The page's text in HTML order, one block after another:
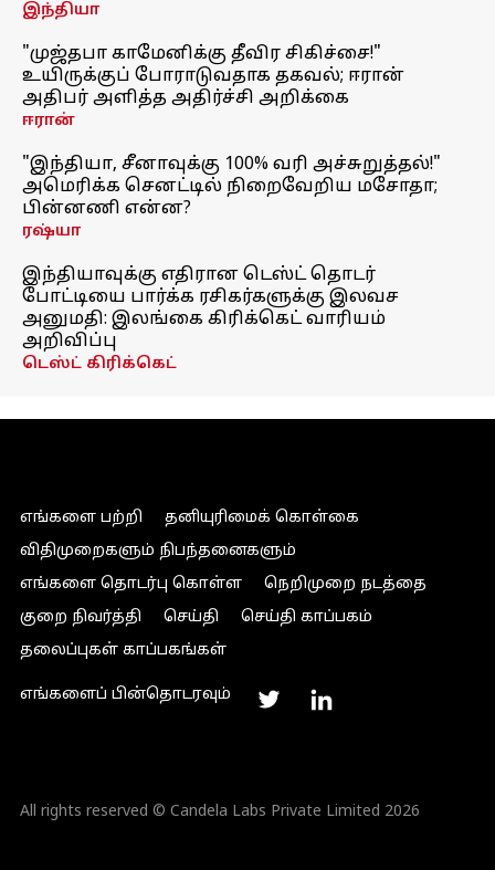
இந்தியா
"முஜ்தபா காமேனிக்கு தீவிர சிகிச்சை!"
உயிருக்குப் போராடுவதாக தகவல்; ஈரான்
அதிபர் அளித்த அதிர்ச்சி அறிக்கை
ஈரான்
"இந்தியா, சீனாவுக்கு 100% வரி அச்சுறுத்தல்!"
அமெரிக்க செனட்டில் நிறைவேறிய மசோதா;
பின்னணி என்ன?
ரஷ்யா
இந்தியாவுக்கு எதிரான டெஸ்ட் தொடர்
போட்டியை பார்க்க ரசிகர்களுக்கு இலவச
அனுமதி: இலங்கை கிரிக்கெட் வாரியம்
அறிவிப்பு
டெஸ்ட் கிரிக்கெட்
எங்களை பற்றி
தனியுரிமைக் கொள்கை
விதிமுறைகளும் நிபந்தனைகளும்
எங்களை தொடர்பு கொள்ள
நெறிமுறை நடத்தை
குறை நிவர்த்தி
செய்தி
செய்தி காப்பகம்
தலைப்புகள் காப்பகங்கள்
எங்களைப் பின்தொடரவும்
All rights reserved © Candela Labs Private Limited 2026